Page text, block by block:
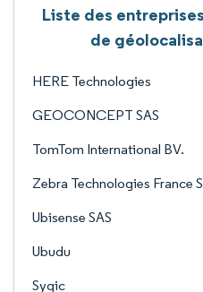
Liste des
de
HERE Technologies
GEOCONCEPT SAS
TomTom International BV.
Zebra Technologies France
Ubisense SAS
Ubudu
Sygic